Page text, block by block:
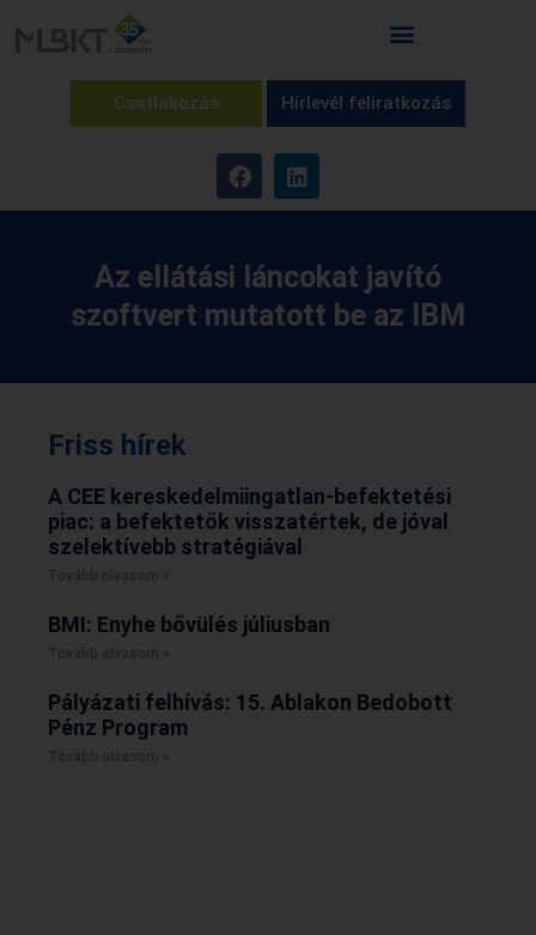
Csatlakozás Hírlevél feliratkozás
Az ellátási láncokat javító
szoftvert mutatott be az IBM
Friss hírek
A CEE kereskedelmiingatlan-befektetési
piac: a befektetők visszatértek, de jóval
szelektívebb stratégiával
BMI: Enyhe bővülés júliusban
Pályázati felhívás: 15. Ablakon Bedobott
Pénz Program